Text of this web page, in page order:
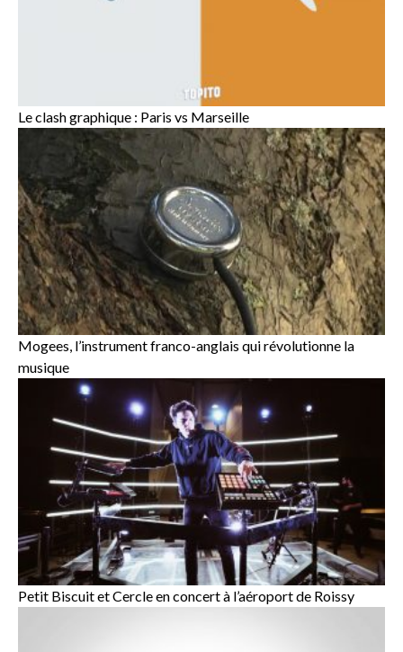
Le clash graphique : Paris vs Marseille
Mogees, l’instrument franco-anglais qui révolutionne la
musique
Petit Biscuit et Cercle en concert à l’aéroport de Roissy